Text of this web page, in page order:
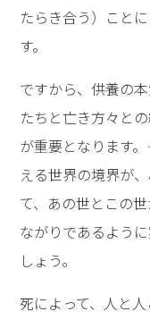
たらき合う）こと
す。
ですから、供養の
たちと亡き方々と
が重要となります
える世界の境界が
て、あの世とこの
ながりであるよう
しょう。
死によって、人と